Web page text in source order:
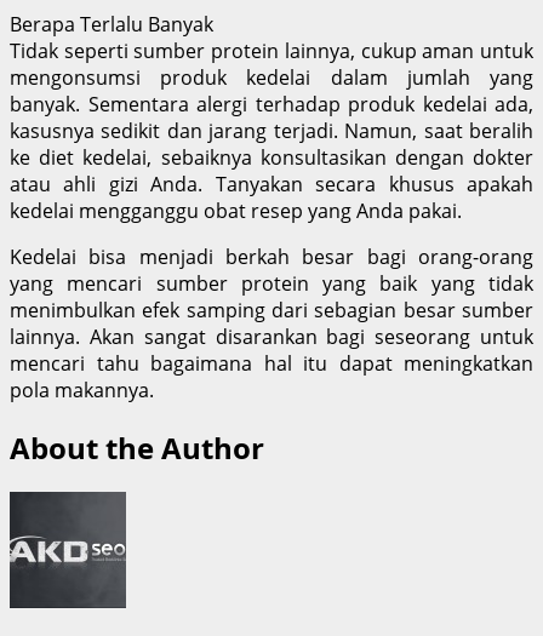
Berapa Terlalu Banyak
Tidak seperti sumber protein lainnya, cukup aman untuk
mengonsumsi produk kedelai dalam jumlah yang
banyak. Sementara alergi terhadap produk kedelai ada,
kasusnya sedikit dan jarang terjadi. Namun, saat beralih
ke diet kedelai, sebaiknya konsultasikan dengan dokter
atau ahli gizi Anda. Tanyakan secara khusus apakah
kedelai mengganggu obat resep yang Anda pakai.
Kedelai bisa menjadi berkah besar bagi orang-orang
yang mencari sumber protein yang baik yang tidak
menimbulkan efek samping dari sebagian besar sumber
lainnya. Akan sangat disarankan bagi seseorang untuk
mencari tahu bagaimana hal itu dapat meningkatkan
pola makannya.
About the Author